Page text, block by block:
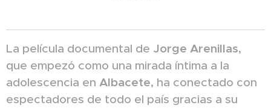
La película documental de Jorge Arenillas,
que empezó como una mirada íntima a la
adolescencia en Albacete, ha conectado con
espectadores de todo el país gracias a su